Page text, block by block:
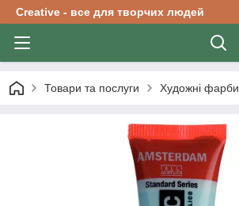
Creative - все для творчих людей
Товари та послуги Художні фарби